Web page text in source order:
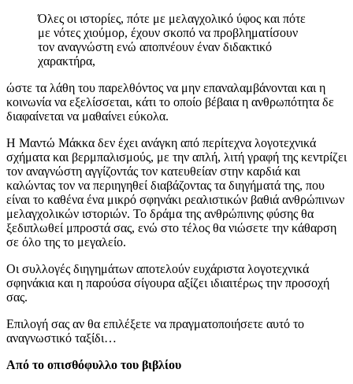
Όλες οι ιστορίες, πότε με μελαγχολικό ύφος και πότε
με νότες χιούμορ, έχουν σκοπό να προβληματίσουν
τον αναγνώστη ενώ αποπνέουν έναν διδακτικό
χαρακτήρα,
ώστε τα λάθη του παρελθόντος να μην επαναλαμβάνονται και η
κοινωνία να εξελίσσεται, κάτι το οποίο βέβαια η ανθρωπότητα δε
διαφαίνεται να μαθαίνει εύκολα.
Η Μαντώ Μάκκα δεν έχει ανάγκη από περίτεχνα λογοτεχνικά
σχήματα και βερμπαλισμούς, με την απλή, λιτή γραφή της κεντρίζει
τον αναγνώστη αγγίζοντάς τον κατευθείαν στην καρδιά και
καλώντας τον να περιηγηθεί διαβάζοντας τα διηγήματά της, που
είναι το καθένα ένα μικρό σφηνάκι ρεαλιστικών βαθιά ανθρώπινων
μελαγχολικών ιστοριών. Το δράμα της ανθρώπινης φύσης θα
ξεδιπλωθεί μπροστά σας, ενώ στο τέλος θα νιώσετε την κάθαρση
σε όλο της το μεγαλείο.
Οι συλλογές διηγημάτων αποτελούν ευχάριστα λογοτεχνικά
σφηνάκια και η παρούσα σίγουρα αξίζει ιδιαιτέρως την προσοχή
σας.
Επιλογή σας αν θα επιλέξετε να πραγματοποιήσετε αυτό το
αναγνωστικό ταξίδι…
Από το οπισθόφυλλο του βιβλίου